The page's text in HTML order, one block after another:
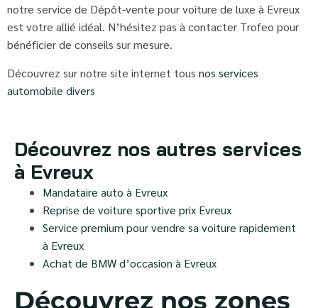
notre service de Dépôt-vente pour voiture de luxe à Evreux
est votre allié idéal. N’hésitez pas à contacter Trofeo pour
bénéficier de conseils sur mesure.
Découvrez sur notre site internet tous nos services
automobile divers
Découvrez nos autres services
à Evreux
Mandataire auto à Evreux
Reprise de voiture sportive prix Evreux
Service premium pour vendre sa voiture rapidement
à Evreux
Achat de BMW d’occasion à Evreux
Découvrez nos zones